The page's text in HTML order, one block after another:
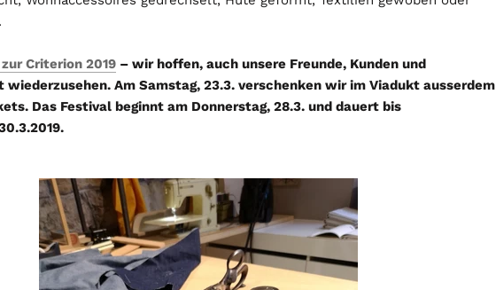
Criterion 2019 – wir hoffen, auch unsere Freunde, Kunden und
Am Samstag, 23.3. verschenken wir im Viadukt ausserdem
Das Festival beginnt am Donnerstag, 28.3. und dauert bis